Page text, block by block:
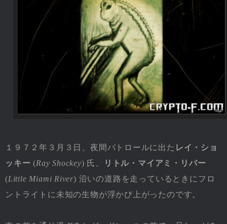
１９７２年３月３日、夜間パトロールに出た レイ・ショ
ッキー (Ray Shockey) 氏、
リトル・マイアミ・リバー
(Little Miami River) 沿いの道路を走っているときにフロ
ントライトに未知の生物が浮かび上がったのです。